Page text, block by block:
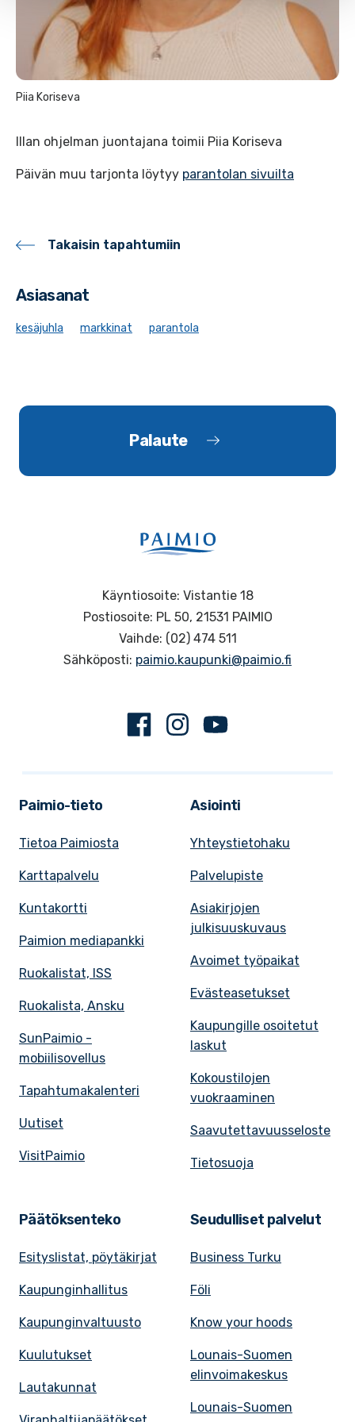
Piia Koriseva
Illan ohjelman juontajana toimii Piia Koriseva
Päivän muu tarjonta löytyy parantolan sivuilta
Takaisin tapahtumiin
Asiasanat
kesäjuhla markkinat parantola
Palaute
Käyntiosoite: Vistantie 18
Postiosoite: PL 50, 21531 PAIMIO
Vaihde: (02) 474 511
Sähköposti: paimio.kaupunki@paimio.fi
FacebookInstagram
Paimio-tieto
Tietoa Paimiosta
Karttapalvelu
Kuntakortti
Paimion mediapankki
Ruokalistat, ISS
Ruokalista, Ansku
SunPaimio -
mobiilisovellus
Tapahtumakalenteri
Uutiset
VisitPaimio
Asiointi
Yhteystietohaku
Palvelupiste
Asiakirjojen
julkisuuskuvaus
Avoimet työpaikat
Evästeasetukset
Kaupungille osoitetut
laskut
Kokoustilojen
vuokraaminen
Saavutettavuusseloste
Tietosuoja
Päätöksenteko
Esityslistat, pöytäkirjat
Kaupunginhallitus
Kaupunginvaltuusto
Kuulutukset
Lautakunnat
Seudulliset palvelut
Business Turku
Föli
Know your hoods
Lounais-Suomen
elinvoimakeskus
Lounais-Suomen